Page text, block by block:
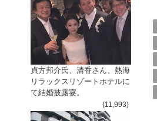
貞方邦介氏、清香さん、熱海
リラックスリゾートホテルに
て結婚披露宴。
(11,993)